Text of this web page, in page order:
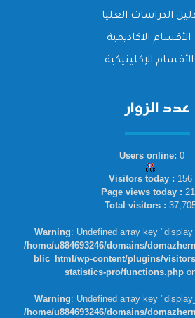
دليل الدراسات العليا
الأقسام الاكاديمية
الأقسام الإكلينيكية
عدد الزوار
Users online: 0
Visitors today : 156
Page views today :
Total visitors :
Warning: Undefined array key
/home/u884693246/domains/
blic_html/wp-content/plugins/
statistics-pro/functions.php
Warning: Undefined array key
/home/u884693246/domains/